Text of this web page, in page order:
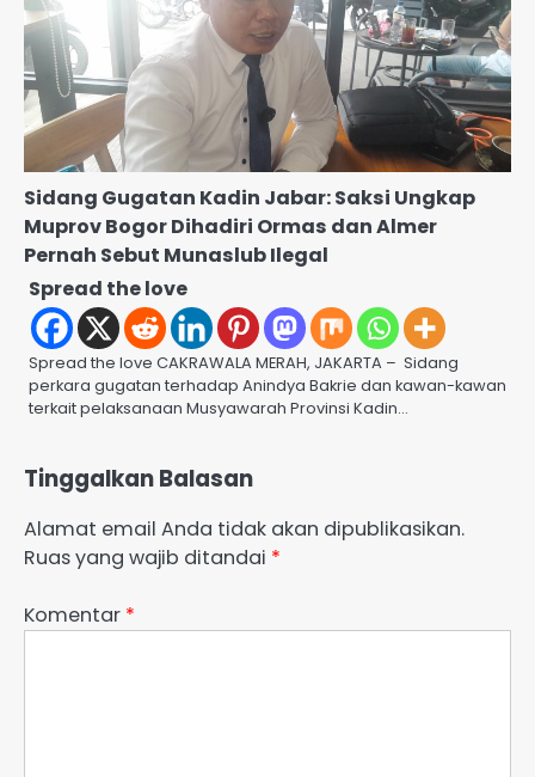
Sidang Gugatan Kadin Jabar: Saksi Ungkap
Muprov Bogor Dihadiri Ormas dan Almer
Pernah Sebut Munaslub Ilegal
Spread the love
Spread the love CAKRAWALA MERAH, JAKARTA – Sidang
perkara gugatan terhadap Anindya Bakrie dan kawan-kawan
terkait pelaksanaan Musyawarah Provinsi Kadin…
Tinggalkan Balasan
Alamat email Anda tidak akan dipublikasikan.
Ruas yang wajib ditandai *
Komentar *